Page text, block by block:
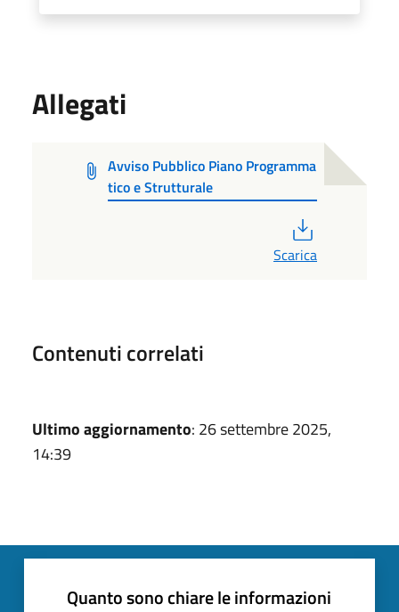
Allegati
Avviso Pubblico Piano Programma
tico e Strutturale
Scarica
Contenuti correlati
Ultimo aggiornamento: 26 settembre 2025,
14:39
Quanto sono chiare le informazioni